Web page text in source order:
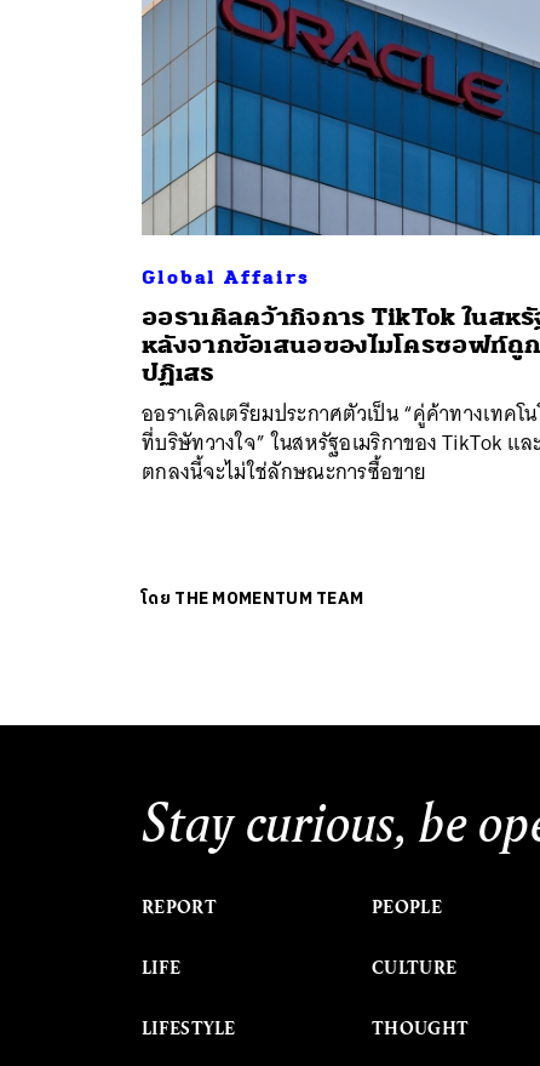
Global Affairs
ออราเคิลคว้ากิจการ TikTok ในสห
หลังจากข้อเสนอของไมโครซอฟท์ถูก
ปฏิเสธ
ออราเคิลเตรียมประกาศตัวเป็น “คู่ค้าทางเทคโ
ที่บริษัทวางใจ” ในสหรัฐอเมริกาของ TikTok แล
ตกลงนี้จะไม่ใช่ลักษณะการซื้อขาย
โดย THE MOMENTUM TEAM
Stay curious, be
REPORT
LIFE
LIFESTYLE
PEOPLE
CULTURE
THOUGHT